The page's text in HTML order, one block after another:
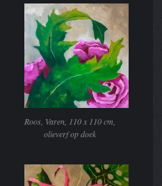
Roos, Varen, 110 x 110 cm,
olieverf op doek